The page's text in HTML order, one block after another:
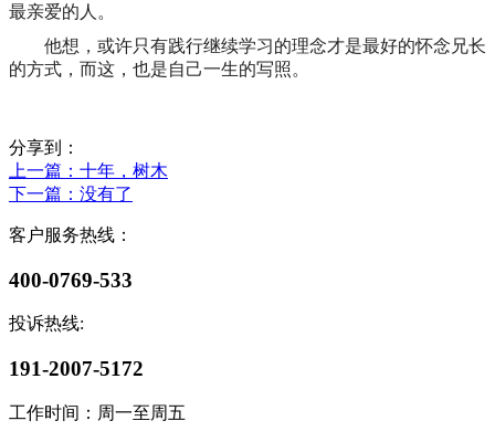
最亲爱的人。
他想，或许只有践行继续学习的理念才是最好的怀念兄长
的方式，而这，也是自己一生的写照。
分享到：
上一篇 ：十年，树木
下一篇 ：没有了
客户服务热线：
400-0769-533
投诉热线:
191-2007-5172
工作时间：周一至周五